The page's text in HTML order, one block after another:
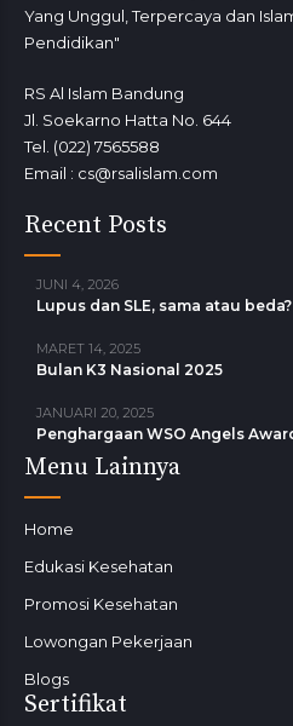
Yang Unggul, Terpercaya dan
Pendidikan"
RS Al Islam Bandung
Jl. Soekarno Hatta No. 644
Tel. (022) 7565588
Email : cs@rsalislam.com
Recent Posts
JUNI 4, 2026
Lupus dan SLE, sama atau beda?
MARET 14, 2025
Bulan K3 Nasional 2025
JANUARI 20, 2025
Penghargaan WSO Angels
Menu Lainnya
Home
Edukasi Kesehatan
Promosi Kesehatan
Lowongan Pekerjaan
Blogs
Sertifikat